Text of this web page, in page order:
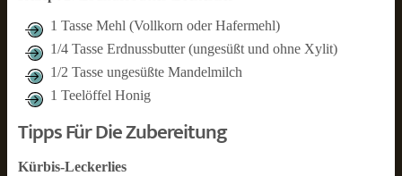
1 Tasse Mehl (Vollkorn oder Hafermehl)
1/4 Tasse Erdnussbutter (ungesüßt und ohne Xylit)
1/2 Tasse ungesüßte Mandelmilch
1 Teelöffel Honig
Tipps Für Die Zubereitung
Kürbis-Leckerlies